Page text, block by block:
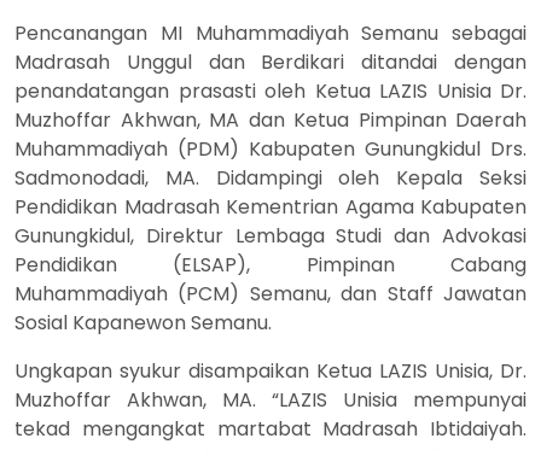
Pencanangan MI Muhammadiyah Semanu sebagai
Madrasah Unggul dan Berdikari ditandai dengan
penandatangan prasasti oleh Ketua LAZIS Unisia Dr.
Muzhoffar Akhwan, MA dan Ketua Pimpinan Daerah
Muhammadiyah (PDM) Kabupaten Gunungkidul Drs.
Sadmonodadi, MA. Didampingi oleh Kepala Seksi
Pendidikan Madrasah Kementrian Agama Kabupaten
Gunungkidul, Direktur Lembaga Studi dan Advokasi
Pendidikan (ELSAP), Pimpinan Cabang
Muhammadiyah (PCM) Semanu, dan Staff Jawatan
Sosial Kapanewon Semanu.
Ungkapan syukur disampaikan Ketua LAZIS Unisia, Dr.
Muzhoffar Akhwan, MA. “LAZIS Unisia mempunyai
tekad mengangkat martabat Madrasah Ibtidaiyah.